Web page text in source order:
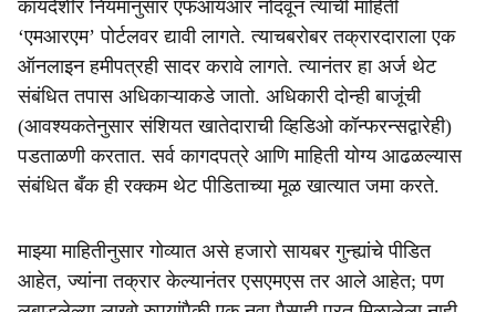
कायदेशीर नियमांनुसार एफआयआर नोंदवून त्याची माहिती
‘एमआरएम’ पोर्टलवर द्यावी लागते. त्याचबरोबर तक्रारदाराला एक
ऑनलाइन हमीपत्रही सादर करावे लागते. त्यानंतर हा अर्ज थेट
संबंधित तपास अधिकाऱ्याकडे जातो. अधिकारी दोन्ही बाजूंची
(आवश्यकतेनुसार संशियत खातेदाराची व्हिडिओ कॉन्फरन्सद्वारेही)
पडताळणी करतात. सर्व कागदपत्रे आणि माहिती योग्य आढळल्यास
संबंधित बँक ही रक्कम थेट पीडिताच्या मूळ खात्यात जमा करते.
माझ्या माहितीनुसार गोव्यात असे हजारो सायबर गुन्ह्यांचे पीडित
आहेत, ज्यांना तक्रार केल्यानंतर एसएमएस तर आले आहेत; पण